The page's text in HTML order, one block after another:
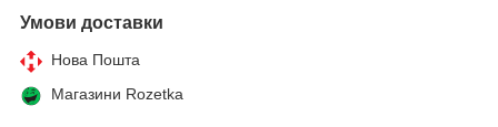
Умови доставки
Нова Пошта
Магазини Rozetka